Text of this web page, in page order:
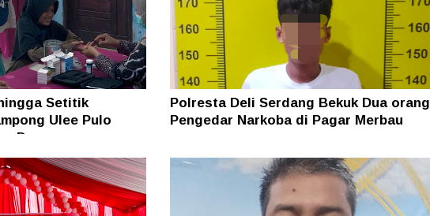
Setitik
Ulee Pulo
Depan
Polresta Deli Serdang Bekuk Dua orang
Pengedar Narkoba di Pagar Merbau